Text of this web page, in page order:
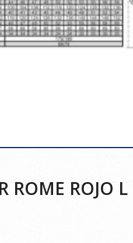
ROME ROJO L